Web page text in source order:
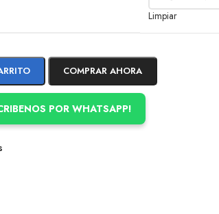
Limpiar
COMPRAR AHORA
POR WHATSAPP!